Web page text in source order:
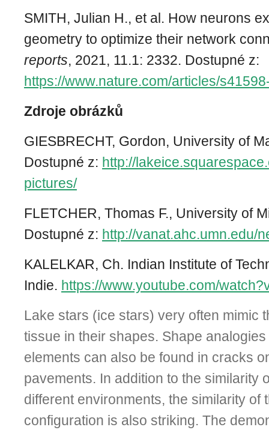
SMITH, Julian H., et al. How neurons
geometry to optimize their network
reports, 2021, 11.1: 2332. Dostupné z:
https://www.nature.com/articles/
Zdroje obrázků
GIESBRECHT, Gordon, University of
Dostupné z: http://
pictures/
FLETCHER, Thomas F., University of
Dostupné z: http://vanat.ahc.umn.edu/
KALELKAR, Ch. Indian Institute of
Indie. https://www.youtube.com/
Lake stars (ice stars) very often mimic
tissue in their shapes. Shape
elements can also be found in cracks
pavements. In addition to the similarity
different environments, the similarity of
configuration is also striking. The